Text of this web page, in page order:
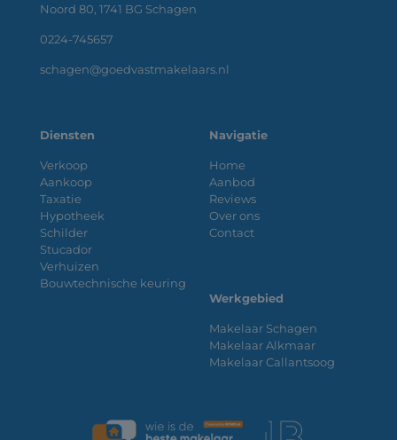
Noord 80, 1741 BG Schagen
0224-745657
schagen@goedvastmakelaars.nl
Diensten
Verkoop
Aankoop
Taxatie
Hypotheek
Schilder
Stucador
Verhuizen
Bouwtechnische keuring
Navigatie
Home
Aanbod
Reviews
Over ons
Contact
Werkgebied
Makelaar Schagen
Makelaar Alkmaar
Makelaar Callantsoog